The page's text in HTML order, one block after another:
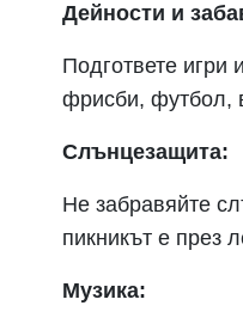
Дейности и
Подгответе игри
фрисби, футбол,
Слънцезащита:
Не забравяйте
пикникът е през
Музика: